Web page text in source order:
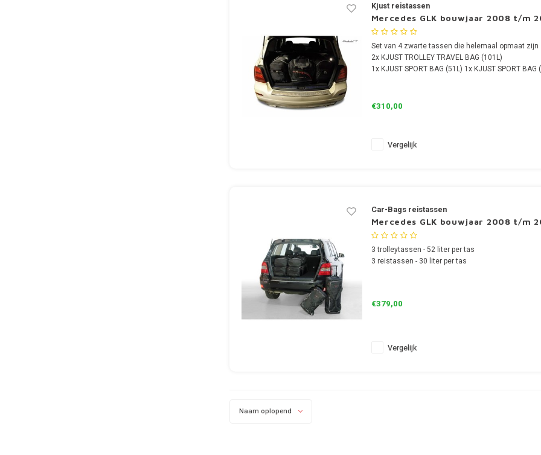
Kjust reistassen
Mercedes GLK bouwjaar 2008 t/m
Set van 4 zwarte tassen die helemaal opmaat zijn
2x KJUST TROLLEY TRAVEL BAG (101L)
1x KJUST SPORT BAG (51L) 1x KJUST SPORT BAG
€310,00
Vergelijk
Car-Bags reistassen
Mercedes GLK bouwjaar 2008 t/m
3 trolleytassen - 52 liter per tas
3 reistassen - 30 liter per tas
€379,00
Vergelijk
Naam oplopend